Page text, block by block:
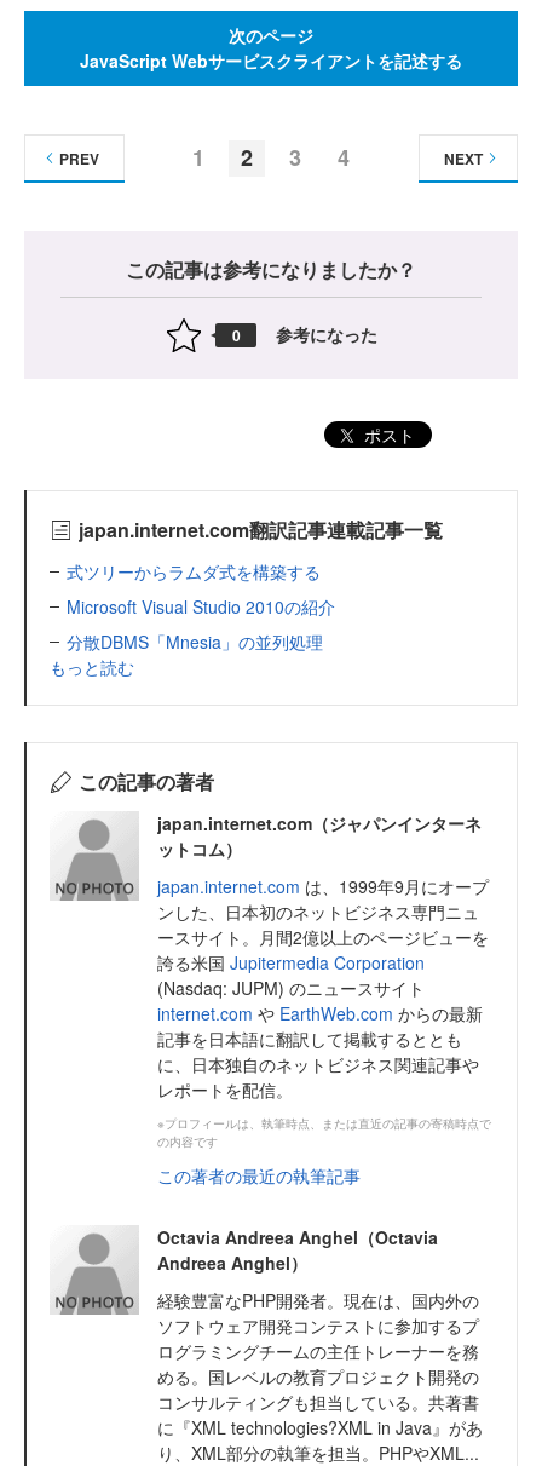
次のページ
JavaScript Webサービスクライアントを記述する
1 2 3 4
PREV NEXT
この記事は参考になりましたか？
0 参考になった
ポスト
japan.internet.com翻訳記事連載記事一覧
式ツリーからラムダ式を構築する
Microsoft Visual Studio 2010の紹介
分散DBMS「Mnesia」の並列処理
もっと読む
この記事の著者
japan.internet.com（ジャパンインターネ
ットコム）
japan.internet.com は、1999年9月にオープ
ンした、日本初のネットビジネス専門ニュ
ースサイト。月間2億以上のページビューを
誇る米国 Jupitermedia Corporation
(Nasdaq: JUPM) のニュースサイト
internet.com や EarthWeb.com からの最新
記事を日本語に翻訳して掲載するととも
に、日本独自のネットビジネス関連記事や
レポートを配信。
※プロフィールは、執筆時点、または直近の記事の寄稿時点で
の内容です
この著者の最近の執筆記事
Octavia Andreea Anghel（Octavia
Andreea Anghel）
経験豊富なPHP開発者。現在は、国内外の
ソフトウェア開発コンテストに参加するプ
ログラミングチームの主任トレーナーを務
める。国レベルの教育プロジェクト開発の
コンサルティングも担当している。共著書
に『XML technologies?XML in Java』があ
り、XML部分の執筆を担当。PHPやXML...